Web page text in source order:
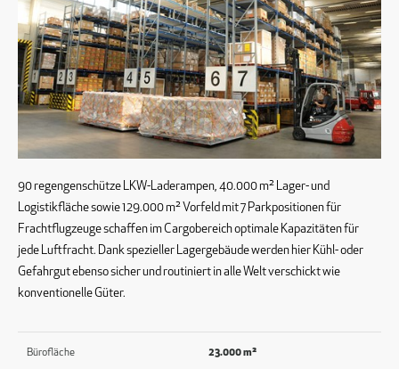
90 regengenschütze LKW-Laderampen, 40.000 m² Lager- und
Logistikfläche sowie 129.000 m² Vorfeld mit 7 Parkpositionen für
Frachtflugzeuge schaffen im Cargobereich optimale Kapazitäten für
jede Luftfracht. Dank spezieller Lagergebäude werden hier Kühl- oder
Gefahrgut ebenso sicher und routiniert in alle Welt verschickt wie
konventionelle Güter.
Bürofläche 23.000 m²